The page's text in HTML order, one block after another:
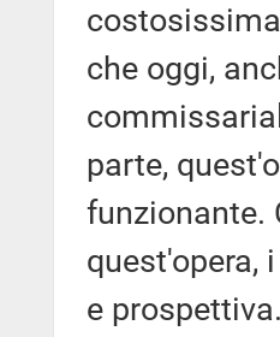
che oggi,
parte,
funzionante.
quest'opera,
e